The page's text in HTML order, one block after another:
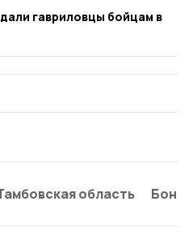
гавриловцы бойцам в
область